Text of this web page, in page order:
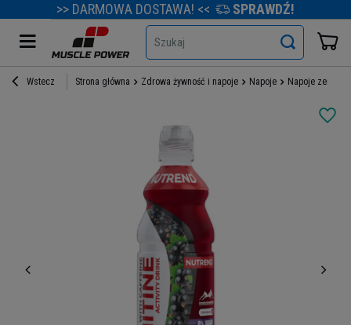
>> DARMOWA DOSTAWA! << SPRAWDŹ!
Szukaj
Wstecz Strona główna Zdrowa żywność i napoje Napoje Napoje zero